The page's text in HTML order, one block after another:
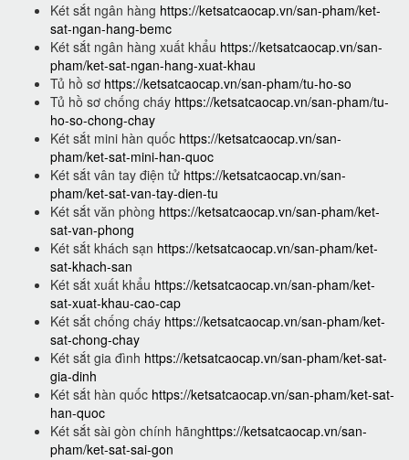
Két sắt ngân hàng https://ketsatcaocap.vn/san-pham/ket-
sat-ngan-hang-bemc
Két sắt ngân hàng xuất khẩu https://ketsatcaocap.vn/san-
pham/ket-sat-ngan-hang-xuat-khau
Tủ hồ sơ https://ketsatcaocap.vn/san-pham/tu-ho-so
Tủ hồ sơ chống cháy https://ketsatcaocap.vn/san-pham/tu-
ho-so-chong-chay
Két sắt mini hàn quốc https://ketsatcaocap.vn/san-
pham/ket-sat-mini-han-quoc
Két sắt vân tay điện tử https://ketsatcaocap.vn/san-
pham/ket-sat-van-tay-dien-tu
Két sắt văn phòng https://ketsatcaocap.vn/san-pham/ket-
sat-van-phong
Két sắt khách sạn https://ketsatcaocap.vn/san-pham/ket-
sat-khach-san
Két sắt xuất khẩu https://ketsatcaocap.vn/san-pham/ket-
sat-xuat-khau-cao-cap
Két sắt chống cháy https://ketsatcaocap.vn/san-pham/ket-
sat-chong-chay
Két sắt gia đình https://ketsatcaocap.vn/san-pham/ket-sat-
gia-dinh
Két sắt hàn quốc https://ketsatcaocap.vn/san-pham/ket-sat-
han-quoc
Két sắt sài gòn chính hãnghttps://ketsatcaocap.vn/san-
pham/ket-sat-sai-gon